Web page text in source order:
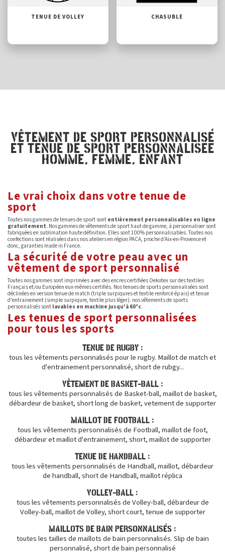
TENUE DE VOLLEY CHASUBLE
VÊTEMENT DE SPORT PERSONNALISÉ
ET TENUE DE SPORT PERSONNALISÉE
HOMME, FEMME, ENFANT
Le vrai choix dans votre tenue de
sport
Toutes nos gammes de tenues de sport sont entièrement personnalisables en ligne
gratuitement. Nos gammes de vêtements de sport haut de gamme, à personnaliser sont
fabriquées en sublimation haute définition. Elles sont 100% personnalisables. Toutes nos
confections sont réalisées dans nos ateliers en région PACA, proche d'Aix-en-Provence et
donc, garanties made in France.
La sécurité de votre peau avec un
vêtement de sport personnalisé
Toutes nos gammes sont imprimées avec des encres certifiées Oekotex sur des textiles
Français et/ou Européen eux-mêmes certifiés. Nos tenues de sports personnalisées sont
déclinées en version tenue de match (triple surpiqures et textile renforcé épais) et tenue
d'entrainement (simple surpiqure, textile plus léger). nos vêtements de sports
personnalisés sont lavables en machine jusqu'à 60°c.
Les tenues de sport personnalisées
pour tous les sports
TENUE DE RUGBY :
tous les vêtements personnalisés pour le rugby. Maillot de match et
d'entrainement personnalisé, short de rubgy...
VÊTEMENT DE BASKET-BALL :
tous les vêtements personnalisés de Basket-ball, maillot de basket,
débardeur de basket, short long de basket, vetement de supporter
MAILLOT DE FOOTBALL :
tous les vêtements personnalisés de Football, maillot de foot,
débardeur et maillot d'entrainement, short, maillot de supporter
TENUE DE HANDBALL :
tous les vêtements personnalisés de Handball, maillot, débardeur
de handball, short de Handball, maillot réplica
VOLLEY-BALL :
tous les vêtements personnalisés de Volley-ball, débardeur de
Volley-ball, maillot de Volley, short court, tenue de supporter
MAILLOTS DE BAIN PERSONNALISÉS :
toutes les tailles de maillots de bain personnalisés. Slip de bain
personnalisé, short de bain personnalisé